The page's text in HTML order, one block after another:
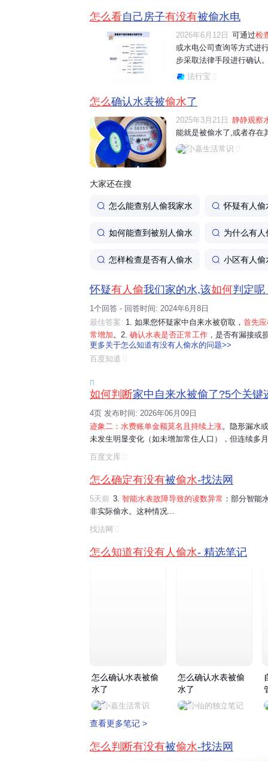
查表前：关掉室内总阀，水表还在转，
观状态：水表倒装或有铁丝电线干扰
确认不是漏水且怀疑偷水， 拍照留证，直
需要我帮你整理物业和供水公司投诉的注
题。
怎么看自己房子有没有被偷水电
2026年6月12日 可通过检
或水电公司查询等方式进
步采取法律手段进行确认
水电表的读数,观察是否有
龙头未关紧、电
法行宝
怎么确认水表被偷水了
2025年3月21日 静静观察
能就是被偷水了,或者存在
小嘉生活常识
大家还在搜
怎么能查别人偷我家水 怀疑有人偷
如何能查到被别人偷水 为什么有人
怎样检查是否有人偷水 小区有人偷
怀疑有人偷我们家的水,该如何判定呢
1个回答 - 回答时间: 2024年6月8日
最佳答案: 1. 如果您怀疑家中自来水被窃取， 首先
常增加 。2. 确认水表是否正常工作 ，是否有漏接或
特别是隐蔽的管道部分，如墙壁内部或地下管道。
自来水公司
更多关于怎么知道有没有人偷水的问题>>
百度知道

如何判断家中自来水被偷了?5个关
4页 发布时间: 2026年06月09日
迹象二：水费账单金额莫名且持续上涨。隐形漏水
未发生明显变化（如未增加常住人口），但连续多
据显示，隐形漏水平均可占到家庭总用水量的
百度文库
怎么确定有没有被偷水-找法网
5天前 3. 智能水表故障导致的读数异常 ：部分智能
非实际偷水。这种情况...
找法网
怎么知道有没有人偷水- 精选笔记
怎么确认水表被偷
水了
小嘉生活常识
怎么确认水表被偷
水了
小仙的独立笔记
查看更多笔记 >
怎么判断有没有被偷水-找法网